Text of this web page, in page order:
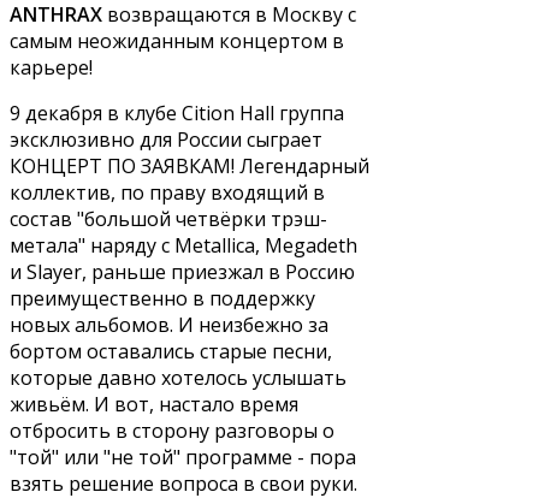
ANTHRAX возвращаются в Москву с
самым неожиданным концертом в
карьере!
9 декабря в клубе Cition Hall группа
эксклюзивно для России сыграет
КОНЦЕРТ ПО ЗАЯВКАМ! Легендарный
коллектив, по праву входящий в
состав "большой четвёрки трэш-
метала" наряду с Metallica, Megadeth
и Slayer, раньше приезжал в Россию
преимущественно в поддержку
новых альбомов. И неизбежно за
бортом оставались старые песни,
которые давно хотелось услышать
живьём. И вот, настало время
отбросить в сторону разговоры о
"той" или "не той" программе - пора
взять решение вопроса в свои руки.